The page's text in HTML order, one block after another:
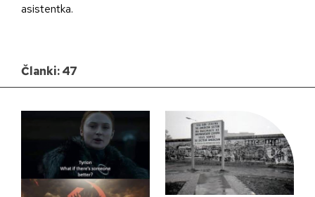
asistentka.
Članki: 47